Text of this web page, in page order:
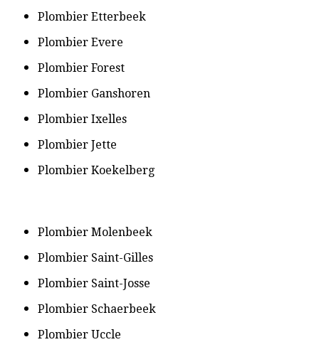
​Plombier Etterbeek
​Plombier Evere
​Plombier Forest
​Plombier Ganshoren
​Plombier Ixelles
​Plombier Jette
​Plombier Koekelberg
​Plombier Molenbeek
​Plombier Saint-Gilles
​Plombier Saint-Josse
​Plombier Schaerbeek
​Plombier Uccle